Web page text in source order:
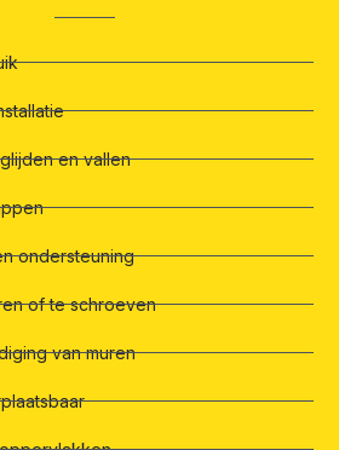
en vallen
ondersteuning
of te schroeven
van muren